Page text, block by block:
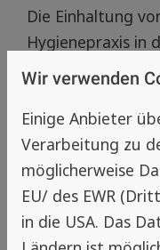
Die Einhaltung
Hygienepraxis in
entscheidender
Die Vorschriften
Ausstattung und
sollten
die Umsetzung
dem Anbringen
Wir verwenden
Einige Anbieter
Verarbeitung zu
möglicherweise
EU/ des EWR
in die USA. Das